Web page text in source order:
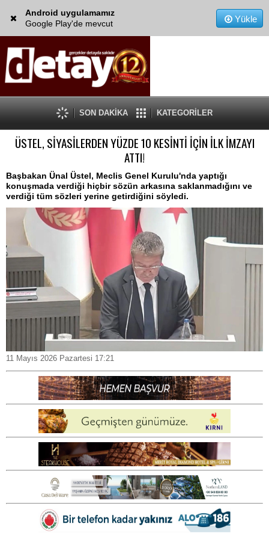
Android uygulamamız
Google Play'de mevcut
Yükle
SON DAKİKA KATEGORİLER
ÜSTEL, SİYASİLERDEN YÜZDE 10 KESİNTİ İÇİN İLK İMZAYI
ATTI!
Başbakan Ünal Üstel, Meclis Genel Kurulu'nda yaptığı
konuşmada verdiği hiçbir sözün arkasına saklanmadığını ve
verdiği tüm sözleri yerine getirdiğini söyledi.
11 Mayıs 2026 Pazartesi 17:21